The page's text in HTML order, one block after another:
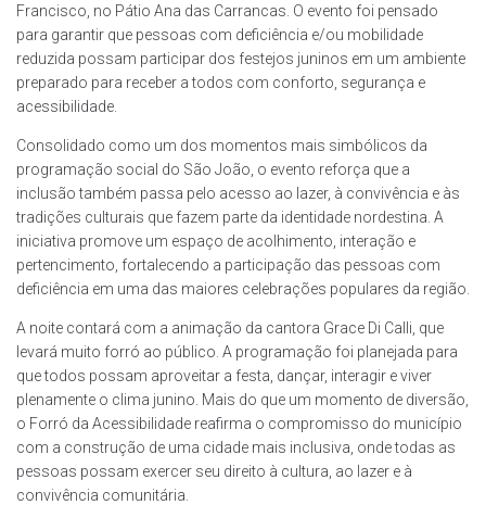
Francisco, no Pátio Ana das Carrancas. O evento foi pensado
para garantir que pessoas com deficiência e/ou mobilidade
reduzida possam participar dos festejos juninos em um ambiente
preparado para receber a todos com conforto, segurança e
acessibilidade.
Consolidado como um dos momentos mais simbólicos da
programação social do São João, o evento reforça que a
inclusão também passa pelo acesso ao lazer, à convivência e às
tradições culturais que fazem parte da identidade nordestina. A
iniciativa promove um espaço de acolhimento, interação e
pertencimento, fortalecendo a participação das pessoas com
deficiência em uma das maiores celebrações populares da região.
A noite contará com a animação da cantora Grace Di Calli, que
levará muito forró ao público. A programação foi planejada para
que todos possam aproveitar a festa, dançar, interagir e viver
plenamente o clima junino. Mais do que um momento de diversão,
o Forró da Acessibilidade reafirma o compromisso do município
com a construção de uma cidade mais inclusiva, onde todas as
pessoas possam exercer seu direito à cultura, ao lazer e à
convivência comunitária.